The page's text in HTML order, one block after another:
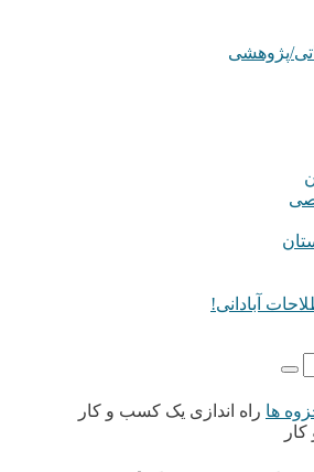
پژوهشی
آبادانی!
ها راه اندازی یک کسب و کار